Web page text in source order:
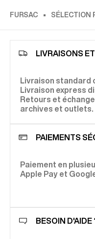
FURSAC SÉLECTION
LIVRAISONS
Livraison standard
Livraison express
Retours et
archives et outlets.
PAIEMENTS
Paiement en
Apple Pay et
BESOIN